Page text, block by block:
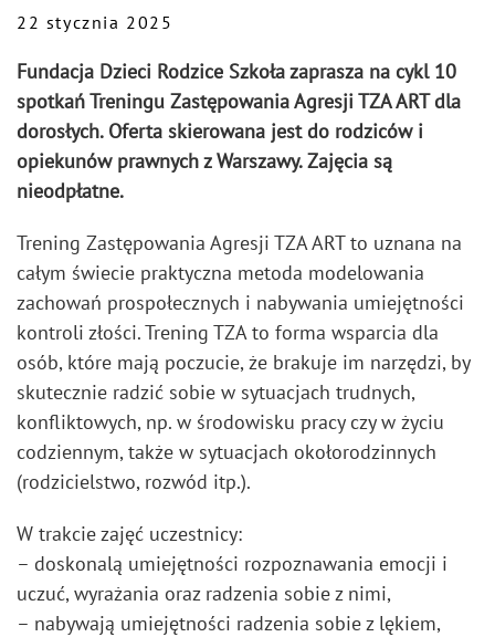
22 stycznia 2025
Fundacja Dzieci Rodzice Szkoła zaprasza na cykl 10
spotkań Treningu Zastępowania Agresji TZA ART dla
dorosłych. Oferta skierowana jest do rodziców i
opiekunów prawnych z Warszawy. Zajęcia są
nieodpłatne.
Trening Zastępowania Agresji TZA ART to uznana na
całym świecie praktyczna metoda modelowania
zachowań prospołecznych i nabywania umiejętności
kontroli złości. Trening TZA to forma wsparcia dla
osób, które mają poczucie, że brakuje im narzędzi, by
skutecznie radzić sobie w sytuacjach trudnych,
konfliktowych, np. w środowisku pracy czy w życiu
codziennym, także w sytuacjach okołorodzinnych
(rodzicielstwo, rozwód itp.).
W trakcie zajęć uczestnicy:
– doskonalą umiejętności rozpoznawania emocji i
uczuć, wyrażania oraz radzenia sobie z nimi,
– nabywają umiejętności radzenia sobie z lękiem,